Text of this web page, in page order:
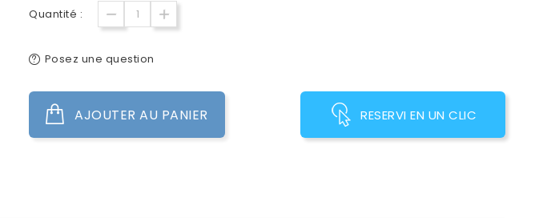
Quantité :
Posez une question
AJOUTER AU PANIER RESERVI EN UN CLIC